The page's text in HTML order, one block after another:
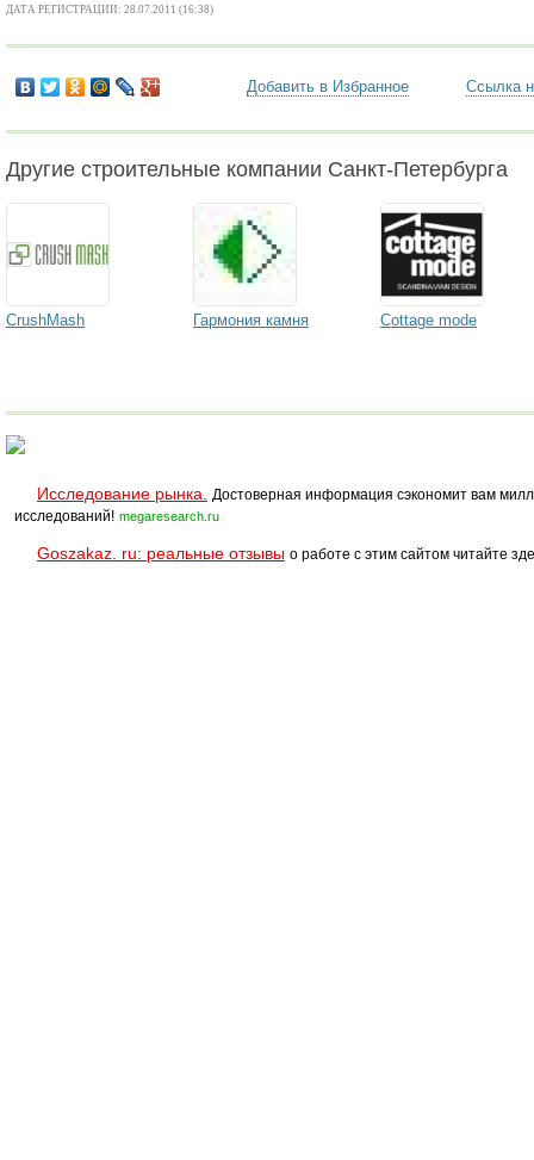
ДАТА РЕГИСТРАЦИИ: 28.07.2011 (16:38)
Добавить в Избранное Ссылка
Другие строительные компании Санкт-Петербурга
CrushMash Гармония камня Cottage mode
Исследование рынка.
Достоверная информация сэкономит вам
исследований! megaresearch.ru
Goszakaz. ru: реальные отзывы о работе с этим сайтом читайте